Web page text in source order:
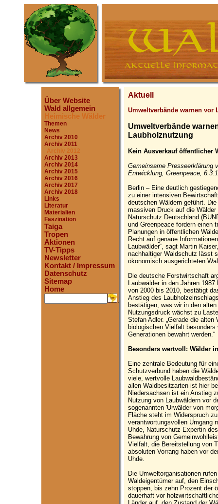
Über Website
Wald allgemein
Heimische Wälder
Themen
News
Archiv 2010
Archiv 2011
Archiv 2012
Archiv 2013
Archiv 2014
Archiv 2015
Archiv 2016
Archiv 2017
Archiv 2018
Links
Literatur
Materialien
Faszination
Taiga
Tropen
Aktionen
TV-Tipps
Newsletter
Kontakt / Impressum
Datenschutz
Sitemap
Home
.
Aktuell
Umweltverbände warnen vor
Umweltverbände
Laubholznutzung
Kein Ausverkauf öffentlicher
Gemeinsame Presseerklärung
Entwicklung, Greenpeace,
Berlin – Eine deutlich
zu einer intensiven
deutschen Wäldern geführt.
massiven Druck auf die
Naturschutz Deutschland
und Greenpeace fordern einen
Planungen in öffentlichen
Recht auf genaue
Laubwälder“, sagt Martin
nachhaltiger Waldschutz lässt
ökonomisch ausgerichteten
Die deutsche Forstwirtschaft
Laubwälder in den Jahren
von 2000 bis 2010, bestätigt
Anstieg des
bestätigen, was wir in den
Nutzungsdruck wächst zu
Stefan Adler. „Gerade die
biologischen Vielfalt
Generationen bewahrt werden.“
Besonders wertvoll: Wälder
Eine zentrale Bedeutung für
Schutzverbund haben die
viele, wertvolle
allen Waldbesitzarten ist hier
Niedersachsen ist ein Anstieg
Nutzung von Laubwäldern vor
sogenannten 'Urwälder von
Fläche steht im Widerspruch
verantwortungsvollen Umgang
Uhde, Naturschutz-Expertin
Bewahrung von
Vielfalt, die Bereitstellung von
absoluten Vorrang haben vor
Uhde.
Die Umweltorganisationen
Waldeigentümer auf, den
stoppen, bis zehn Prozent der
dauerhaft vor